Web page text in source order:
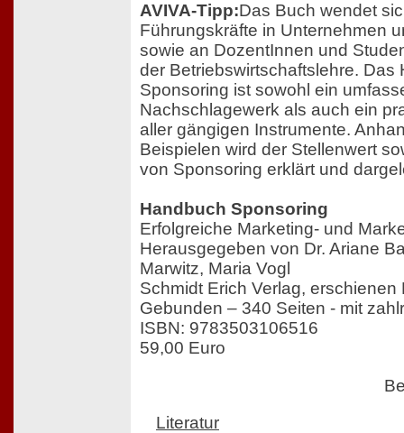
AVIVA-Tipp:Das Buch wendet
Führungskräfte in Unternehmen
sowie an DozentInnen und
der Betriebswirtschaftslehre. Das
Sponsoring ist sowohl ein
Nachschlagewerk als auch ein
aller gängigen Instrumente.
Beispielen wird der Stellenwert
von Sponsoring erklärt und
Handbuch Sponsoring
Erfolgreiche Marketing- und
Herausgegeben von Dr. Ariane
Marwitz, Maria Vogl
Schmidt Erich Verlag,
Gebunden – 340 Seiten - mit
ISBN: 9783503106516
59,00 Euro
Literatur